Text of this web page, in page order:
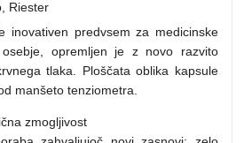
Riester
inovativen predvsem za medicinske
opremljen je z novo razvito
tlaka. Ploščata oblika kapsule
manšeto tenziometra.
zmogljivost